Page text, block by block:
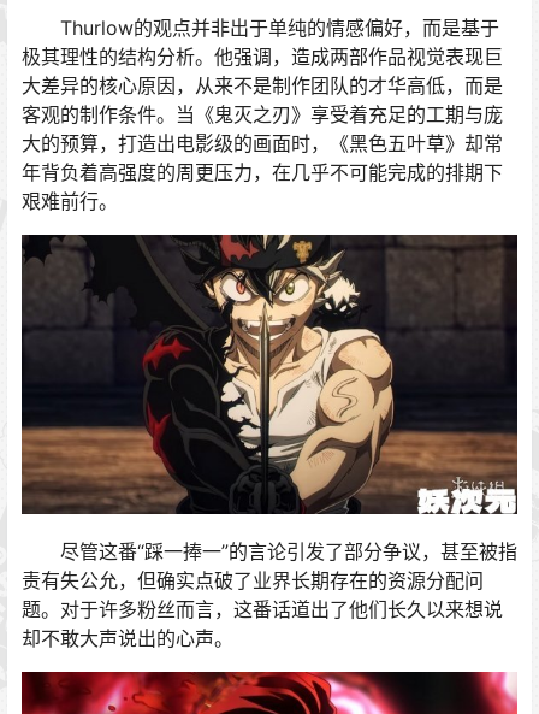
Thurlow的观点并非出于单纯的情感偏好，而是基于
极其理性的结构分析。他强调，造成两部作品视觉表现巨
大差异的核心原因，从来不是制作团队的才华高低，而是
客观的制作条件。当《鬼灭之刃》享受着充足的工期与庞
大的预算，打造出电影级的画面时，《黑色五叶草》却常
年背负着高强度的周更压力，在几乎不可能完成的排期下
艰难前行。
尽管这番“踩一捧一”的言论引发了部分争议，甚至被指
责有失公允，但确实点破了业界长期存在的资源分配问
题。对于许多粉丝而言，这番话道出了他们长久以来想说
却不敢大声说出的心声。